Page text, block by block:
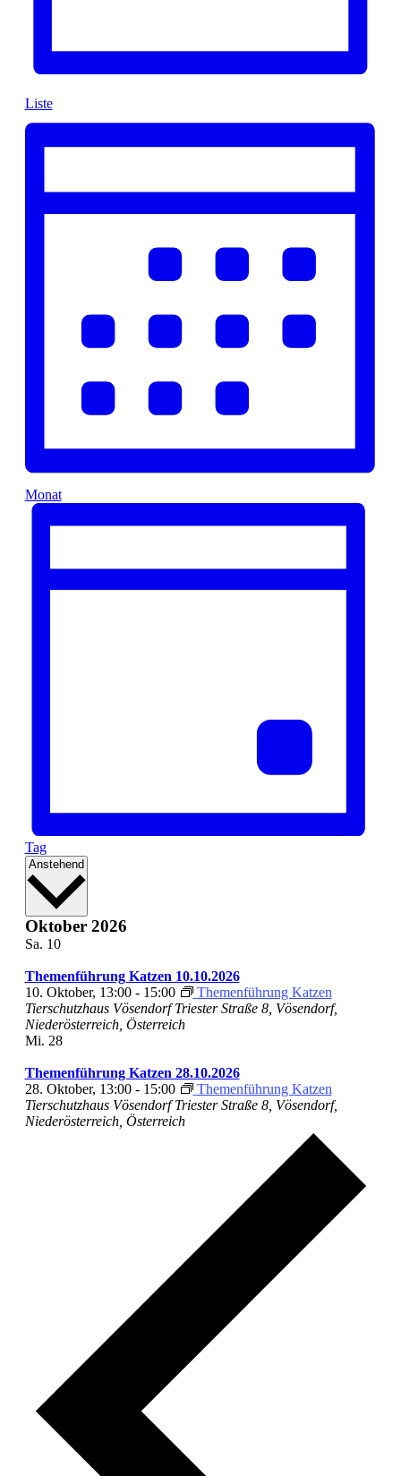
Liste
Monat
Tag
Anstehend Datum
Oktober 2026
Sa. 10
Themenführung Katzen 10.10.2026
10. Oktober, 13:00- 15:00
Themenführung Katzen
Tierschutzhaus VösendorfTriester Straße 8, Vösendorf,
Niederösterreich, Österreich
Mi. 28
Themenführung Katzen 28.10.2026
28. Oktober, 13:00- 15:00
Themenführung Katzen
Tierschutzhaus VösendorfTriester Straße 8, Vösendorf,
Niederösterreich, Österreich